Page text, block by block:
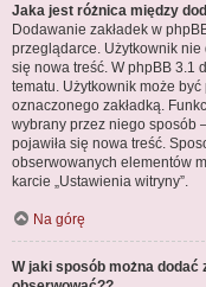
Jaka jest różnica między
Dodawanie zakładek w
przeglądarce. Użytkownik
się nowa treść. W phpBB 3.1
tematu. Użytkownik może
oznaczonego zakładką.
wybrany przez niego sposób
pojawiła się nowa treść.
obserwowanych elementów
karcie „Ustawienia witryny”.
Na górę
W jaki sposób można dodać